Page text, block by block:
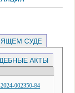
СУДЕ
АКТЫ
002350-84